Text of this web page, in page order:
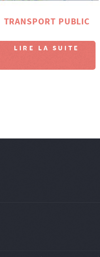
TRANSPORT PUBLIC
LIRE LA SUITE